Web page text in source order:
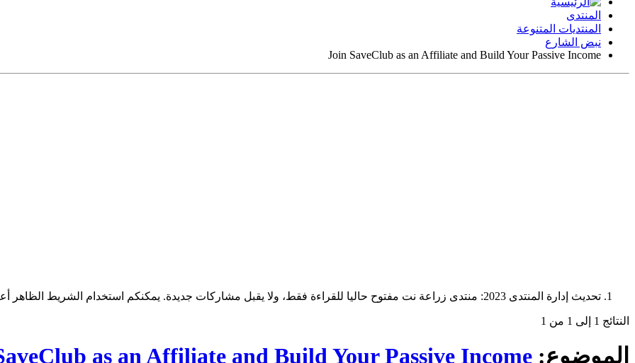
المنتدى
المنتديات المتنوعة
نبض الشارع
Join SaveClub as an Affiliate and Build Your Passive Income
تحديث إدارة المنتدى 2023: منتدى زراعة نت مفتوح حاليا للقراءة فقط، ولا يقبل مشاركات جديدة. يمكنكم استخدام الشريط الظاهر أعلاه للبحث في كافة مواضيع المدوّنة والمنتدى.
النتائج 1 إلى 1 من 1
الموضوع: as an Affiliate and Build Your Passive Income